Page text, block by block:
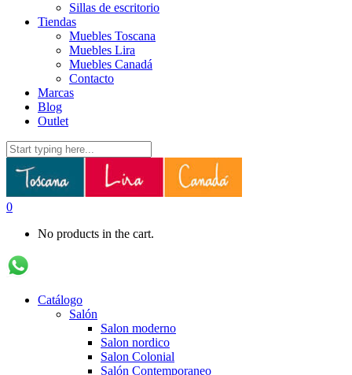
Sillas de escritorio
Tiendas
Muebles Toscana
Muebles Lira
Muebles Canadá
Contacto
Marcas
Blog
Outlet
0
No products in the cart.
Catálogo
Salón
Salon moderno
Salon nordico
Salon Colonial
Salón Contemporaneo